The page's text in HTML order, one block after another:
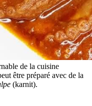
de la cuisine
être préparé avec de la
(karnit).